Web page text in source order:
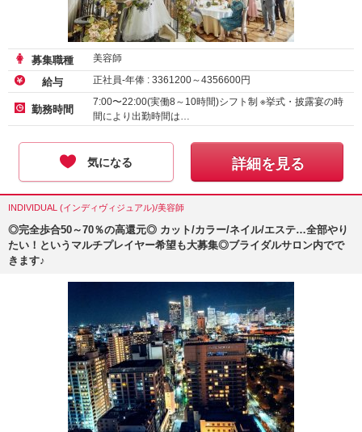
募集職種 美容師
給与 正社員-年俸 : 3361200～4356600円
勤務時間
7:00〜22:00(実働8～10時間)シフト制 ※挙式・披露宴の時
間により出勤時間は…
気になる 詳細を見る
INDIVIDUAL (インディヴィジュアル)/美容師
◎完全歩合50～70％の高還元◎ カット/カラー/ネイル/エステ…全部やり
たい！というマルチプレイヤー希望も大募集◎ブライダルサロン内でで
きます♪